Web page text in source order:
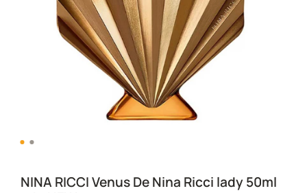
NINA RICCI Venus De Nina Ricci lady 50ml